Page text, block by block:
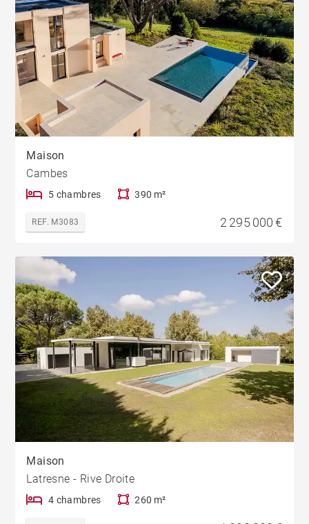
Maison
Cambes
5 chambres 390 m²
REF. M3083 2 295 000 €
Maison
Latresne - Rive Droite
4 chambres 260 m²